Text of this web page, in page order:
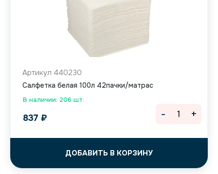
В наличии: 206 шт.
Артикул 440230
Салфетка белая 100л 42пачки/матрас
837 ₽
ДОБАВИТЬ В КОРЗИНУ
- +